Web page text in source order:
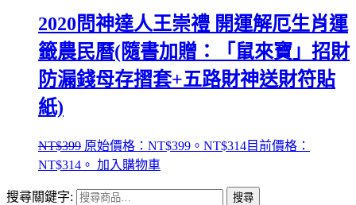
2020問神達人王崇禮 開運解厄生肖運
籤農民曆(隨書加贈：「鼠來寶」招財
防漏錢母存摺套+五路財神送財符貼
紙)
NT$399 原始價格：NT$399。 NT$314目前價格：
NT$314。 加入購物車
搜尋關鍵字: 搜尋